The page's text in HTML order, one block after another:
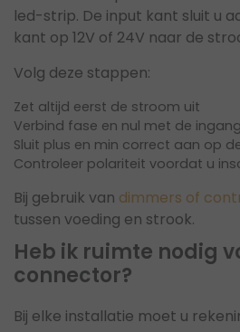
led-strip. De input kant sluit u
kant op 12V of 24V naar de
Volg deze stappen:
Zet altijd eerst de stroom uit
Verbind fase en nul met de
Sluit plus en min correct aan op
Controleer polariteit voordat u
Bij gebruik van dimmers of
tussen voeding en strook.
Heb ik ruimte nodig
connector?
Bij elke installatie moet u